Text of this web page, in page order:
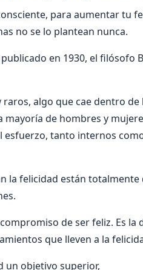
para aumentar tu
no se lo plantean nunca.
en 1930, el filósofo
raros, algo que cae dentro
mayoría de hombres y
esfuerzo, tanto internos
la felicidad están
de ser feliz. Es la
que lleven a la
un objetivo superior,